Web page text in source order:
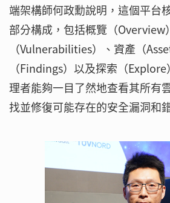
端架構師何政勳說明，這個平台
部分構成，包括概覽（Overview
（Vulnerabilities）、資產（
（Findings）以及探索（
理者能夠一目了然地查看其所有
找並修復可能存在的安全漏洞和